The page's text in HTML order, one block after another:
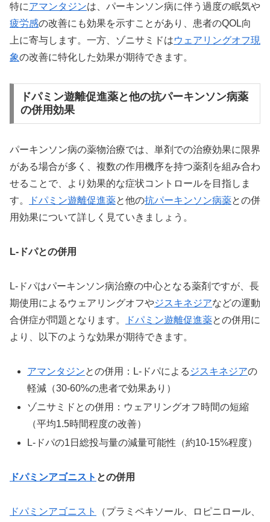
特にアマンタジンは、パーキンソン病に伴う過度の眠気や
疲労感の改善にも効果を示すことがあり、患者のQOL向
上に寄与します。一方、ゾニサミドはウェアリングオフ現
象の改善に特化した効果が期待できます。
ドパミン遊離促進薬と他の抗パーキンソン病薬
の併用効果
パーキンソン病の薬物治療では、単剤での治療効果に限界
がある場合が多く、複数の作用機序を持つ薬剤を組み合わ
せることで、より効果的な症状コントロールを目指しま
す。
ドパミン遊離促進薬と他の抗パーキンソン病薬との併
用効果について詳しく見ていきましょう。
L-ドパとの併用
L-ドパはパーキンソン病治療の中心となる薬剤ですが、長
期使用によるウェアリングオフやジスキネジアなどの運動
合併症が問題となります。
ドパミン遊離促進薬との併用に
より、以下のような効果が期待できます。
アマンタジンとの併用：L-ドパによる ジスキネジアの
軽減（30-60%の患者で効果あり）
ゾニサミドとの併用：ウェアリングオフ時間の短縮
（平均1.5時間程度の改善）
L-ドパの1日総投与量の減量可能性（約10-15%程度）
ドパミンアゴニスト との併用
ドパミンアゴニスト
（プラミペキソール、ロピニロール、